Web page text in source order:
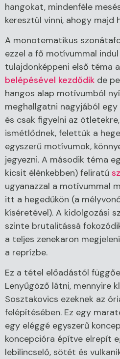
hangokat, mindenféle
keresztül vinni, ahogy majd
A monotematikus
ezzel a fő motívummal
tulajdonképpeni első téma
belépésével kezdődik de
hangos alap motívumból
meghallgatni nagyjából
és csak figyelni az
ismétlődnek, felettük a
egyszerű motívumok,
jegyezni. A második téma
kicsit élénkebben) feliratú
ugyanazzal a motívummal
itt a hegedűkön (a
kíséretével). A kidolgozási
szinte brutalitássá
a teljes zenekaron
a reprízbe.
Ez a tétel előadástól
Lenyűgöző látni, mennyire
Sosztakovics ezeknek az
felépítésében. Ez egy
egy eléggé egyszerű
koncepcióra építve elrepít
lebilincselő, sötét és